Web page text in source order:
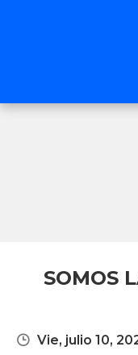
SOMOS
Vie, julio 10,